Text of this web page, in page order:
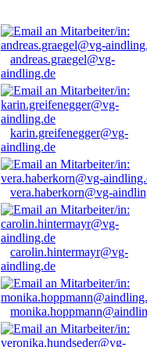
andreas.graegel@vg-
aindling.de
karin.greifenegger@vg-
aindling.de
vera.haberkorn@vg-
carolin.hintermayr@vg-
aindling.de